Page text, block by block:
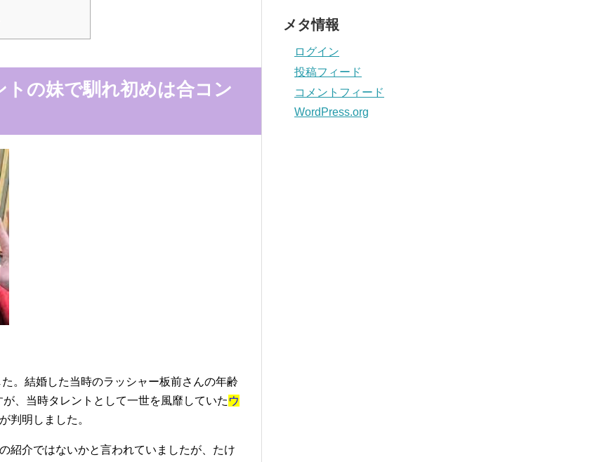
の妹で馴れ初めは合コン
た。結婚した当時のラッシャー板前さんの年齢
、当時タレントとして一世を風靡していた ウ
判明しました。
紹介ではないかと言われていましたが、たけ
メタ情報
ログイン
投稿フィード
コメントフィード
WordPress.org